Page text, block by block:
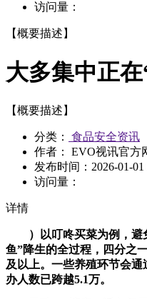
访问量：
【概要描述】
大多集中正
【概要描述】
分类：
食品安全资讯
作者： EVO视讯官方
发布时间： 2026-01-01
访问量：
详情
）以叮咚买菜为例，避
鱼”降生的全过程，四分之
及以上。一些养殖环节会
办人数已跨越5.1万。